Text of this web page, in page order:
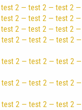
2 — test 2 — test 2
2 — test 2 — test 2
2 — test 2 — test 2
2 — test 2 — test 2
2 — test 2 — test 2
2 — test 2 — test 2
2 — test 2 — test 2